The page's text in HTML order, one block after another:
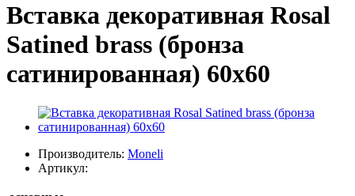
Вставка декоративная Rosal
Satined brass (бронза
сатинированная) 60x60
Производитель: Moneli
Артикул: